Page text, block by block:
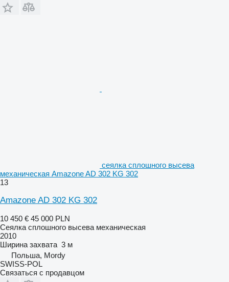
сеялка сплошного высева
механическая Amazone AD 302 KG 302
13
Amazone AD 302 KG 302
10 450 € 45 000 PLN
Сеялка сплошного высева механическая
2010
Ширина захвата 3 м
Польша, Mordy
SWISS-POL
Связаться с продавцом